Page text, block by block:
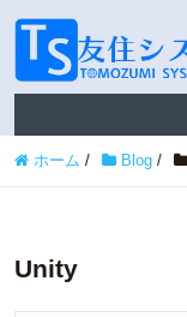
ホーム / Blog /
Unity